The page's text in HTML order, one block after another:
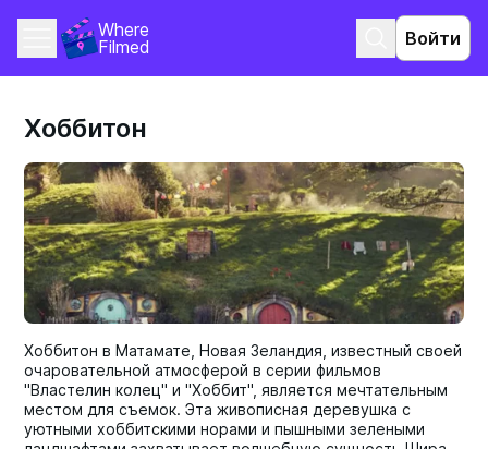
Where
Filmed
Войти
Хоббитон
Хоббитон в Матамате, Новая Зеландия, известный своей
очаровательной атмосферой в серии фильмов
"Властелин колец" и "Хоббит", является мечтательным
местом для съемок. Эта живописная деревушка с
уютными хоббитскими норами и пышными зелеными